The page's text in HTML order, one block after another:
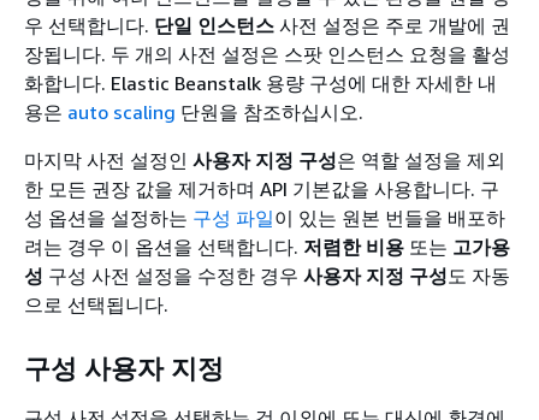
우 선택합니다. 단일 인스턴스 사전 설정은 주로 개발에 권
장됩니다. 두 개의 사전 설정은 스팟 인스턴스 요청을 활성
화합니다. Elastic Beanstalk 용량 구성에 대한 자세한 내
용은 auto scaling 단원을 참조하십시오.
마지막 사전 설정인 사용자 지정 구성은 역할 설정을 제외
한 모든 권장 값을 제거하며 API 기본값을 사용합니다. 구
성 옵션을 설정하는 구성 파일이 있는 원본 번들을 배포하
려는 경우 이 옵션을 선택합니다. 저렴한 비용 또는 고가용
성 구성 사전 설정을 수정한 경우 사용자 지정 구성도 자동
으로 선택됩니다.
구성 사용자 지정